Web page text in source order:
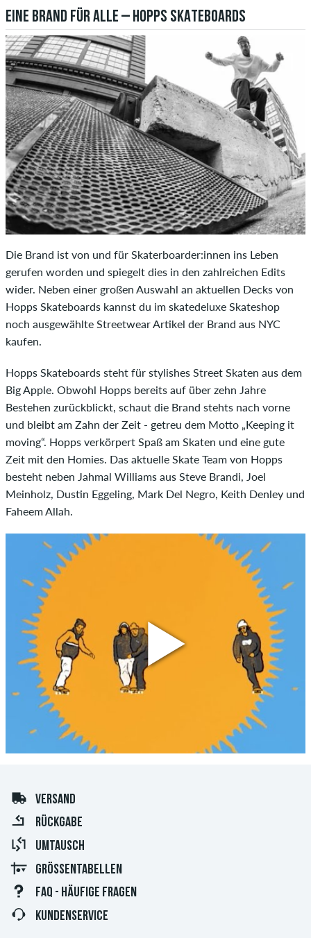
EINE BRAND FÜR ALLE – HOPPS SKATEBOARDS
Die Brand ist von und für Skaterboarder:innen ins Leben
gerufen worden und spiegelt dies in den zahlreichen Edits
wider. Neben einer großen Auswahl an aktuellen Decks von
Hopps Skateboards kannst du im skatedeluxe Skateshop
noch ausgewählte Streetwear Artikel der Brand aus NYC
kaufen.
Hopps Skateboards steht für stylishes Street Skaten aus dem
Big Apple. Obwohl Hopps bereits auf über zehn Jahre
Bestehen zurückblickt, schaut die Brand stehts nach vorne
und bleibt am Zahn der Zeit - getreu dem Motto „Keeping it
moving“. Hopps verkörpert Spaß am Skaten und eine gute
Zeit mit den Homies. Das aktuelle Skate Team von Hopps
besteht neben Jahmal Williams aus Steve Brandi, Joel
Meinholz, Dustin Eggeling, Mark Del Negro, Keith Denley und
Faheem Allah.
VERSAND
RÜCKGABE
UMTAUSCH
GRÖSSENTABELLEN
FAQ - HÄUFIGE FRAGEN
KUNDENSERVICE